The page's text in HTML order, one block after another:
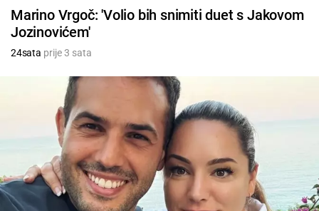
Marino Vrgoč: 'Volio bih snimiti duet s Jakovom
Jozinovićem'
24sata prije 3 sata